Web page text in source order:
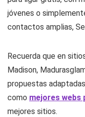
jóvenes o
contactos amplias,
Recuerda que en
Madison,
propuestas
como mejores webs
mejores sitios.